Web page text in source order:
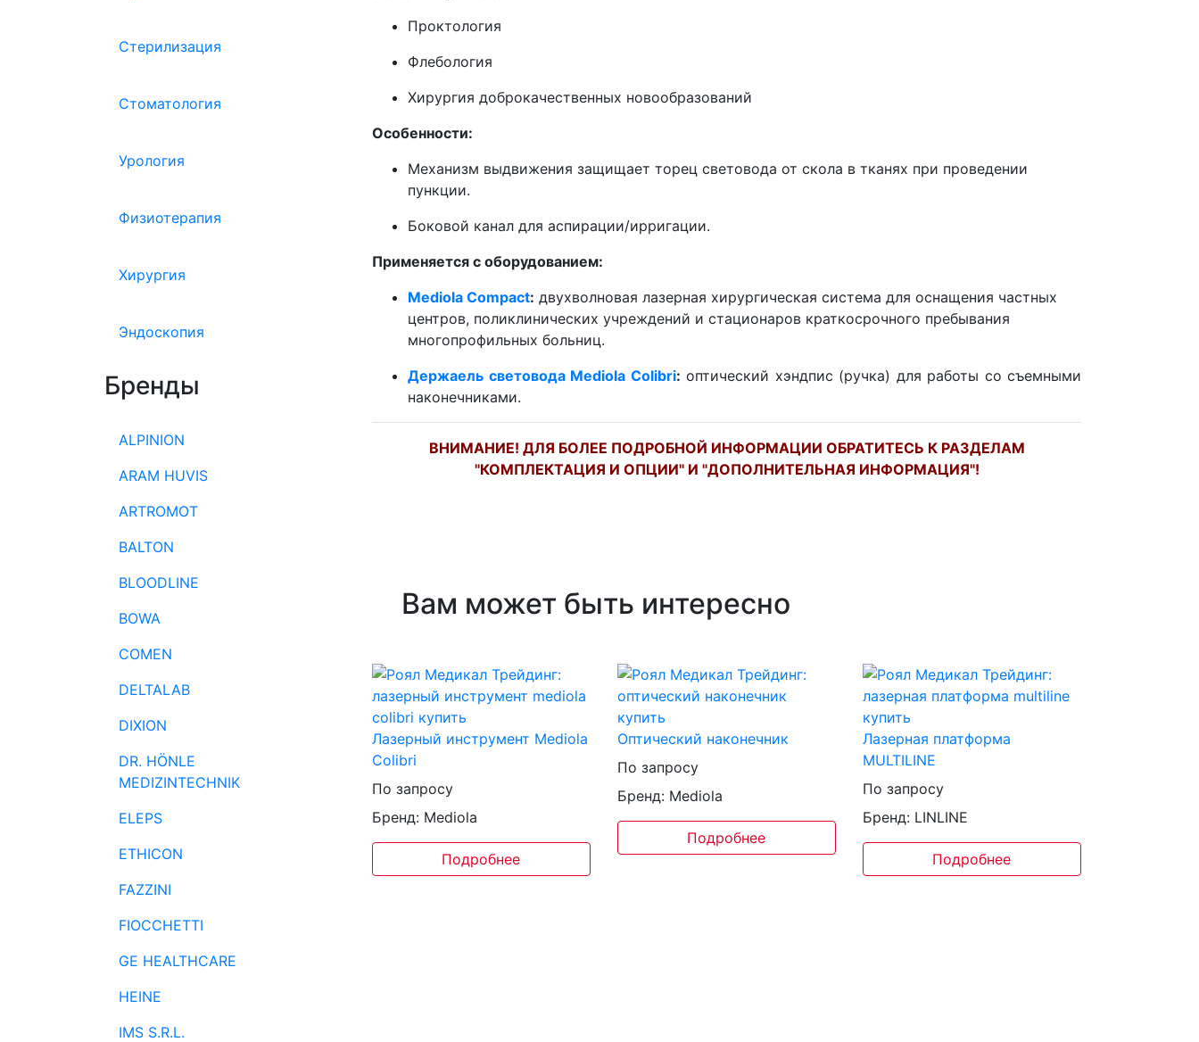
Стерилизация
Стоматология
Урология
Физиотерапия
Хирургия
Эндоскопия
Бренды
ALPINION
ARAM HUVIS
ARTROMOT
BALTON
BLOODLINE
BOWA
COMEN
DELTALAB
DIXION
DR. HÖNLE
MEDIZINTECHNIK
ELEPS
ETHICON
FAZZINI
FIOCCHETTI
GE HEALTHCARE
HEINE
IMS S.R.L.
Проктология
Флебология
Хирургия доброкачественных новообразований
Особенности:
Механизм выдвижения защищает торец световода от скола в тканях при проведении
пункции.
Боковой канал для аспирации/ирригации.
Применяется с оборудованием:
Mediola Compact: двухволновая лазерная хирургическая система для оснащения частных
центров, поликлинических учреждений и стационаров краткосрочного пребывания
многопрофильных больниц.
Держаель световода Mediola Colibri: оптический хэндпис (ручка) для работы со съемными
наконечниками.
ВНИМАНИЕ! ДЛЯ БОЛЕЕ ПОДРОБНОЙ ИНФОРМАЦИИ ОБРАТИТЕСЬ К РАЗДЕЛАМ
"КОМПЛЕКТАЦИЯ И ОПЦИИ" И "ДОПОЛНИТЕЛЬНАЯ ИНФОРМАЦИЯ"!
Вам может быть интересно
Лазерный инструмент Mediola
Colibri
По запросу
Бренд: Mediola
Подробнее
Оптический наконечник
По запросу
Бренд: Mediola
Подробнее
Лазерная платформа
MULTILINE
По запросу
Бренд: LINLINE
Подробнее